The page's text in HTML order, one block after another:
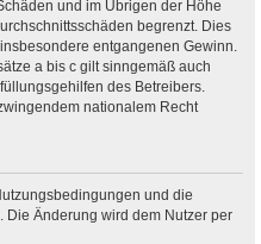
und im Übrigen der Höhe
begrenzt. Dies
entgangenen Gewinn.
a bis c gilt sinngemäß auch
des Betreibers.
nationalem Recht
und die
Die Änderung wird dem Nutzer per